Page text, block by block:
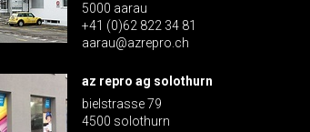
5000 aarau
+41 (0)62 822 34 81
aarau@azrepro.ch
az repro ag solothurn
bielstrasse 79
4500 solothurn